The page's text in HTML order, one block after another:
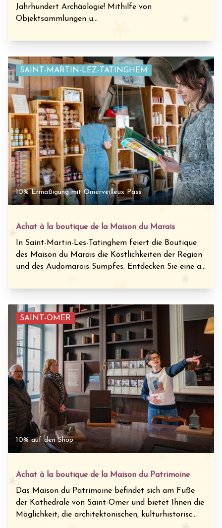
Jahrhundert Archäologie! Mithilfe von
Objektsammlungen u...
SAINT-MARTIN-LEZ-TATINGHEM
10% Ermäßigung mit Omerveilleux Pass
Achat à la boutique de la Maison du Marais
In Saint-Martin-Les-Tatinghem feiert die Boutique
des Maison du Marais die Köstlichkeiten der Region
und des Audomarois-Sumpfes. Entdecken Sie eine a...
SAINT-OMER
10% auf den Shop
Achat à la boutique de la Maison du Patrimoine
Das Maison du Patrimoine befindet sich am Fuße
der Kathedrale von Saint-Omer und bietet Ihnen die
Möglichkeit, die architektonischen, kulturhistorisc...